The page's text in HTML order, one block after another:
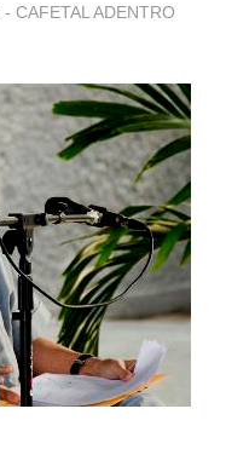
- CAFETAL ADENTRO